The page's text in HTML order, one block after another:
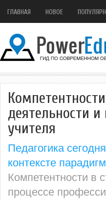
ГЛАВНАЯ НОВОЕ
деятельности
учителя
Педагогика сегодня
контексте
Компетентности в
процессе